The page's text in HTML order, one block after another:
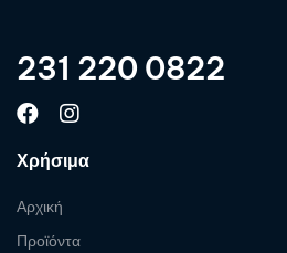
231 220 0822
Χρήσιμα
Αρχική
Προϊόντα